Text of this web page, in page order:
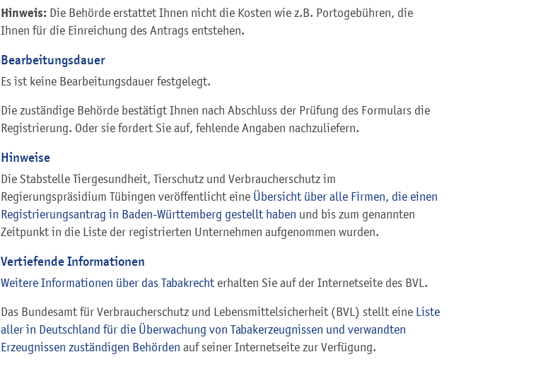
Hinweis: Die Behörde erstattet Ihnen nicht die Kosten wie z.B. Portogebühren, die
Ihnen für die Einreichung des Antrags entstehen.
Bearbeitungsdauer
Es ist keine Bearbeitungsdauer festgelegt.
Die zuständige Behörde bestätigt Ihnen nach Abschluss der Prüfung des Formulars die
Registrierung. Oder sie fordert Sie auf, fehlende Angaben nachzuliefern.
Hinweise
Die Stabstelle Tiergesundheit, Tierschutz und Verbraucherschutz im
Regierungspräsidium Tübingen veröffentlicht eine Übersicht über alle Firmen, die einen
Registrierungsantrag in Baden-Württemberg gestellt haben und bis zum genannten
Zeitpunkt in die Liste der registrierten Unternehmen aufgenommen wurden.
Vertiefende Informationen
Weitere Informationen über das Tabakrecht erhalten Sie auf der Internetseite des BVL.
Das Bundesamt für Verbraucherschutz und Lebensmittelsicherheit (BVL) stellt eine Liste
aller in Deutschland für die Überwachung von Tabakerzeugnissen und verwandten
Erzeugnissen zuständigen Behörden auf seiner Internetseite zur Verfügung.